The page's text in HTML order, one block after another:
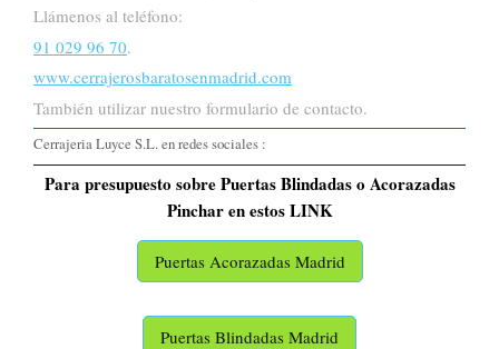
Llámenos al teléfono:
91 029 96 70.
www.cerrajerosbaratosenmadrid.com
También utilizar nuestro formulario de contacto.
Cerrajeria Luyce S.L. en redes sociales :
Para presupuesto sobre Puertas Blindadas o Acorazadas
Pinchar en estos LINK
Puertas Acorazadas Madrid
Puertas Blindadas Madrid